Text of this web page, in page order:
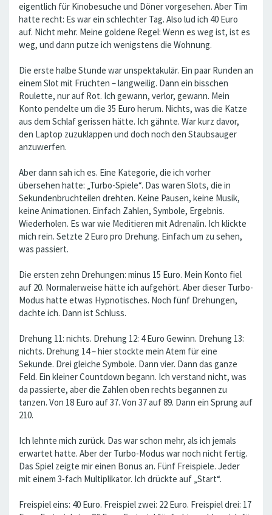
eigentlich für Kinobesuche und Döner vorgesehen. Aber Tim
hatte recht: Es war ein schlechter Tag. Also lud ich 40 Euro
auf. Nicht mehr. Meine goldene Regel: Wenn es weg ist, ist es
weg, und dann putze ich wenigstens die Wohnung.
Die erste halbe Stunde war unspektakulär. Ein paar Runden an
einem Slot mit Früchten – langweilig. Dann ein bisschen
Roulette, nur auf Rot. Ich gewann, verlor, gewann. Mein
Konto pendelte um die 35 Euro herum. Nichts, was die Katze
aus dem Schlaf gerissen hätte. Ich gähnte. War kurz davor,
den Laptop zuzuklappen und doch noch den Staubsauger
anzuwerfen.
Aber dann sah ich es. Eine Kategorie, die ich vorher
übersehen hatte: „Turbo-Spiele“. Das waren Slots, die in
Sekundenbruchteilen drehten. Keine Pausen, keine Musik,
keine Animationen. Einfach Zahlen, Symbole, Ergebnis.
Wiederholen. Es war wie Meditieren mit Adrenalin. Ich klickte
mich rein. Setzte 2 Euro pro Drehung. Einfach um zu sehen,
was passiert.
Die ersten zehn Drehungen: minus 15 Euro. Mein Konto fiel
auf 20. Normalerweise hätte ich aufgehört. Aber dieser Turbo-
Modus hatte etwas Hypnotisches. Noch fünf Drehungen,
dachte ich. Dann ist Schluss.
Drehung 11: nichts. Drehung 12: 4 Euro Gewinn. Drehung 13:
nichts. Drehung 14 – hier stockte mein Atem für eine
Sekunde. Drei gleiche Symbole. Dann vier. Dann das ganze
Feld. Ein kleiner Countdown begann. Ich verstand nicht, was
da passierte, aber die Zahlen oben rechts begannen zu
tanzen. Von 18 Euro auf 37. Von 37 auf 89. Dann ein Sprung auf
210.
Ich lehnte mich zurück. Das war schon mehr, als ich jemals
erwartet hatte. Aber der Turbo-Modus war noch nicht fertig.
Das Spiel zeigte mir einen Bonus an. Fünf Freispiele. Jeder
mit einem 3-fach Multiplikator. Ich drückte auf „Start“.
Freispiel eins: 40 Euro. Freispiel zwei: 22 Euro. Freispiel drei: 17